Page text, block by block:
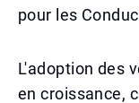
pour les
L'adoption des
en croissance,